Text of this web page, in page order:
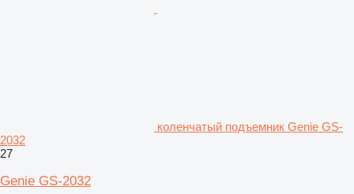
коленчатый подъемник Genie GS-
2032
27
Genie GS-2032